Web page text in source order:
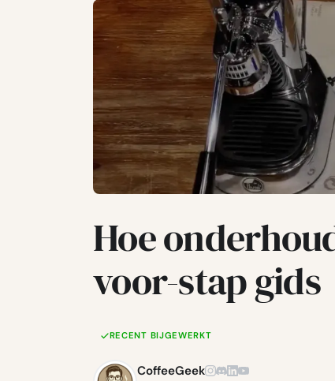
Hoe
voor-stap gids
RECENT BIJGEWERKT
CoffeeGeek